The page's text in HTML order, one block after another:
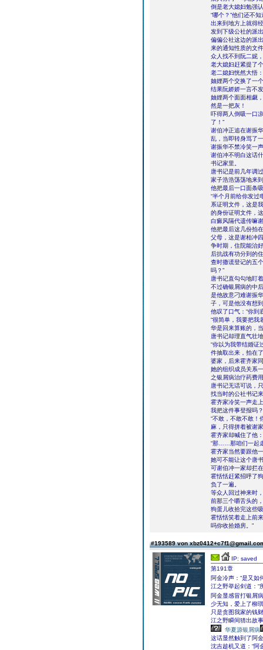
倒是老大媳妇勉强
“哪个？”他们还不
出来到地方上就得
发到下级公社的派
偏偏公社这边的派
来的通知性质的文
众人找不到阮二妮
老大媳妇赶紧提了
老二媳妇恍然大悟
妯娌两个交换了一
结果阮娇娇一言不
妯娌两个面面相觑
然是一把灰！
吓得两人倒吸一口
了！”
谢伯冲正追在谢振
乱，当即转身骂了
谢振华不禁冷笑一
谢伯冲不明白这话
书记家里。
唐书记是前几年调
家子浩浩荡荡地来
他把最后一口面条
“半个月前给你发过
系证明文件，这是
的身份证明文件，
白癜风隔代遗传嘛
他把最后这几份拍
父母，这是谢柏冲
争时期，住院能治
后抗战有功分到的
查时撒谎登记的五
吗？”
唐书记直勾勾地盯
不过确银屑病的中
是他故意刁难谢振
子，可是他没有想
他叹了口气：“你到
“很简单，我要把我
华是回来算账的，
唐书记却理直气壮
“你以为我带结婚证
件抽取出来，拍在
婆家，后来霍齐家
她的组织成员关系
之银屑病治疗药费
唐书记无话可说，
找当时的公社书记
霍齐家冷笑一声走
我把这件事登报吗？
“不敢，不敢不敢！
麻，只得拼着被谢
霍齐家却喊住了他
“那……那咱们一起
霍齐家当然要跟他
她可不能让这个唐
可谢伯冲一家却拦
霍恬恬赶紧招呼了
负了一遍。
等众人回过神来时
前那三个嚼舌头的
狗蛋儿收拾完这些
霍恬恬笑着走上前
吗你收拾婚房。”
#193589 von
IP: saved
第191章
阿金冷声：“是又如
江之野举起剑道：“
阿金显感冒打银屑
少无知，爱上了柳
只是贪图我家的钱
江之野瞬间猜出故
华夏源银屑病
这话显然触到了阿
沈吉趁机又道：“阿